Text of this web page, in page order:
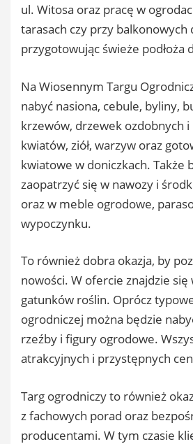
ul. Witosa oraz pracę w
tarasach czy przy balkonowych
przygotowując świeże podłoża
Na Wiosennym Targu
nabyć nasiona, cebule, byliny,
krzewów, drzewek ozdobnych i
kwiatów, ziół, warzyw oraz
kwiatowe w doniczkach. Także
zaopatrzyć się w nawozy i
oraz w meble ogrodowe,
wypoczynku.
To również dobra okazja, by
nowości. W ofercie znajdzie się
gatunków roślin. Oprócz
ogrodniczej można będzie
rzeźby i figury ogrodowe.
atrakcyjnych i przystępnych
Targ ogrodniczy to również
z fachowych porad oraz
producentami. W tym czasie